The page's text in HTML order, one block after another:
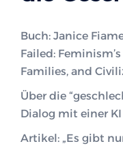
Buch: Janice
Failed:
Families, and
Über die
Dialog mit einer KI
Artikel: „Es gibt